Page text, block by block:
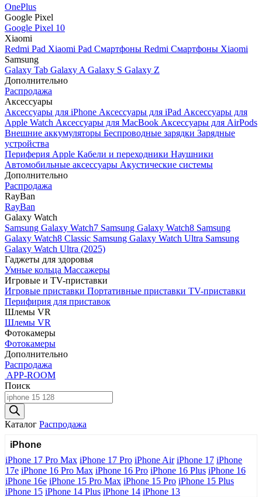
OnePlus
Google Pixel
Google Pixel 10
Xiaomi
Redmi Pad Xiaomi Pad Смартфоны Redmi Смартфоны Xiaomi
Samsung
Galaxy Tab Galaxy A Galaxy S Galaxy Z
Дополнительно
Распродажа
Аксессуары
Аксессуары для iPhone Аксессуары для iPad Аксессуары для
Apple Watch Аксессуары для MacBook Аксессуары для AirPods
Внешние аккумуляторы Беспроводные зарядки Зарядные
устройства
Периферия Apple Кабели и переходники Наушники
Автомобильные аксессуары Акустические системы
Дополнительно
Распродажа
RayBan
RayBan
Galaxy Watch
Samsung Galaxy Watch7 Samsung Galaxy Watch8 Samsung
Galaxy Watch8 Classic Samsung Galaxy Watch Ultra Samsung
Galaxy Watch Ultra (2025)
Гаджеты для здоровья
Умные кольца Массажеры
Игровые и TV-приставки
Игровые приставки Портативные приставки TV-приставки
Перифирия для приставок
Шлемы VR
Шлемы VR
Фотокамеры
Фотокамеры
Дополнительно
Распродажа
APP-ROOM
Поиск
Поиск
товаров
Каталог Распродажа
iPhone
iPhone 17 Pro Max iPhone 17 Pro iPhone Air iPhone 17 iPhone
17e iPhone 16 Pro Max iPhone 16 Pro iPhone 16 Plus iPhone 16
iPhone 16e iPhone 15 Pro Max iPhone 15 Pro iPhone 15 Plus
iPhone 15 iPhone 14 Plus iPhone 14 iPhone 13